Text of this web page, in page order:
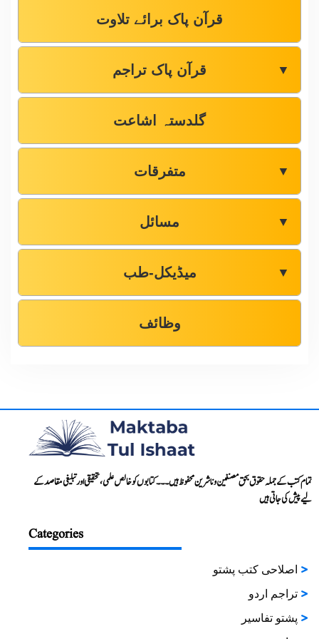
قرآن پاک برائے تلاوت
قرآن پاک تراجم ▼
گلدستہ اشاعت
متفرقات ▼
مسائل ▼
میڈیکل-طب ▼
وظائف
تمام کتب کے جملہ حقوق بحق مصنفین و ناشرین محفوظ ہیں۔۔۔ کتابوں کو خالص علمی، تحقیقی اور تبلیغی مقاصد کے
لیے پیش کی جاتی ہیں
Categories
اصلاحی کتب پشتو
تراجم اردو
پشتو تفاسیر